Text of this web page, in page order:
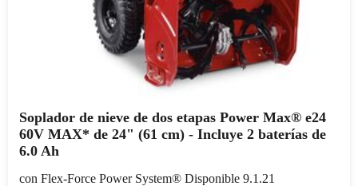
Soplador de nieve de dos etapas Power Max® e24
60V MAX* de 24" (61 cm) - Incluye 2 baterías de
6.0 Ah
con Flex-Force Power System® Disponible 9.1.21